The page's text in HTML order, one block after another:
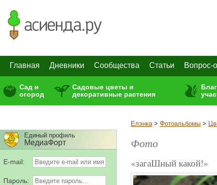
Главная Дневники Сообщества Статьи Вопрос-
Сад и
огород
Садовые цветы и
декоративные растения
Елэнка> Фотоальбомы >
Фото
«загаШный какой!»
Единый профиль
МедиаФорт
E-mail:
Пароль: